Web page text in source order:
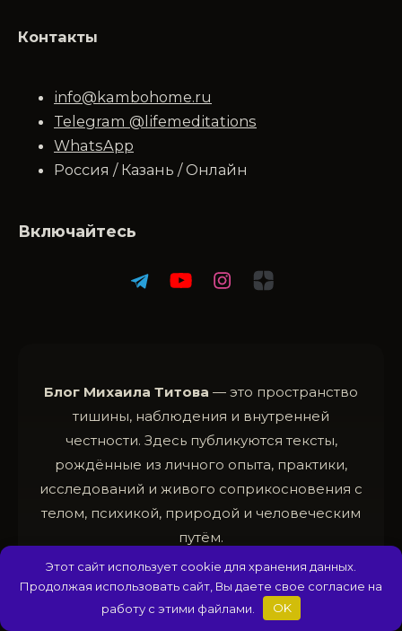
Контакты
info@kambohome.ru
Telegram @lifemeditations
WhatsApp
Россия / Казань / Онлайн
Включайтесь
Блог Михаила Титова — это пространство
тишины, наблюдения и внутренней
честности. Здесь публикуются тексты,
рождённые из личного опыта, практики,
исследований и живого соприкосновения с
телом, психикой, природой и человеческим
путём.
Всё, что вы читаете на этом сайте, — не
истина в последней инстанции, а
приглашение к самостоятельному
Этот сайт использует cookie для хранения данных.
Продолжая использовать сайт, Вы даете свое согласие на
работу с этими файлами.
OK